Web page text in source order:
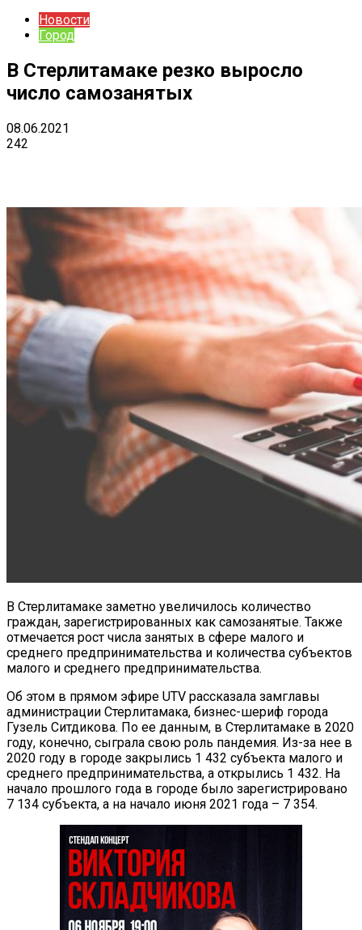
Новости
Город
В Стерлитамаке резко выросло
число самозанятых
08.06.2021
242
В Стерлитамаке заметно увеличилось количество
граждан, зарегистрированных как самозанятые. Также
отмечается рост числа занятых в сфере малого и
среднего предпринимательства и количества субъектов
малого и среднего предпринимательства.
Об этом в прямом эфире UTV рассказала замглавы
администрации Стерлитамака, бизнес-шериф города
Гузель Ситдикова. По ее данным, в Стерлитамаке в 2020
году, конечно, сыграла свою роль пандемия. Из-за нее в
2020 году в городе закрылись 1 432 субъекта малого и
среднего предпринимательства, а открылись 1 432. На
начало прошлого года в городе было зарегистрировано
7 134 субъекта, а на начало июня 2021 года – 7 354.